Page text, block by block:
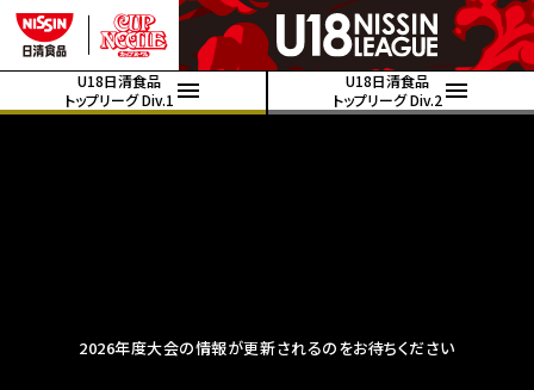
U18日清食品
トップリーグ Div.1
U18日清食品
トップリーグ Div.2
2026年度大会の情報が更新されるのをお待ちください